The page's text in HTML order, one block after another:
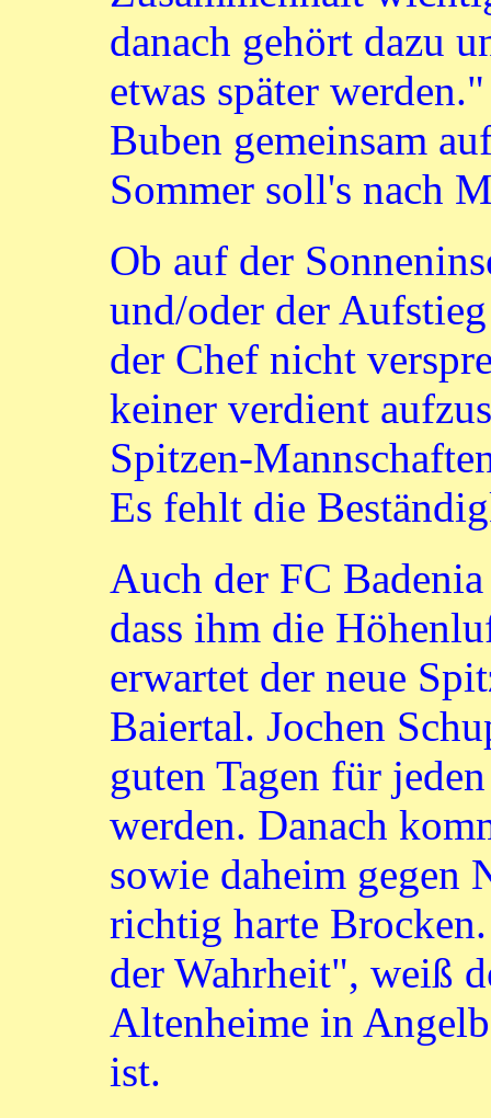
danach gehört dazu
etwas später
Buben gemeinsam
Sommer soll's nach
Ob auf der
und/oder der
der Chef nicht
keiner verdient
Spitzen-
Es fehlt die
Auch der FC
dass ihm die
erwartet der neue
Baiertal. Jochen
guten Tagen für
werden. Danach
sowie daheim gegen
richtig harte
der Wahrheit", weiß
Altenheime in
ist.